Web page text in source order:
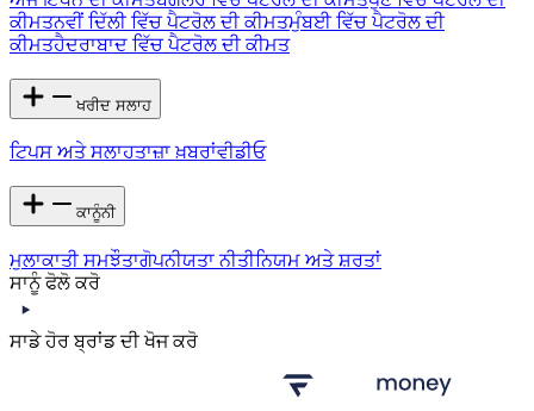
ਕੀਮਤਨਵੀਂ ਦਿੱਲੀ ਵਿੱਚ ਪੈਟਰੋਲ ਦੀ ਕੀਮਤਮੁੰਬਈ ਵਿੱਚ ਪੈਟਰੋਲ ਦੀ
ਕੀਮਤਹੈਦਰਾਬਾਦ ਵਿੱਚ ਪੈਟਰੋਲ ਦੀ ਕੀਮਤ
ਖਰੀਦ ਸਲਾਹ
ਟਿਪਸ ਅਤੇ ਸਲਾਹਤਾਜ਼ਾ ਖ਼ਬਰਾਂਵੀਡੀਓ
ਕਾਨੂੰਨੀ
ਮੁਲਾਕਾਤੀ ਸਮਝੌਤਾਗੋਪਨੀਯਤਾ ਨੀਤੀਨਿਯਮ ਅਤੇ ਸ਼ਰਤਾਂ
ਸਾਨੂੰ ਫੋਲੋ ਕਰੋ
ਸਾਡੇ ਹੋਰ ਬ੍ਰਾਂਡ ਦੀ ਖੋਜ ਕਰੋ